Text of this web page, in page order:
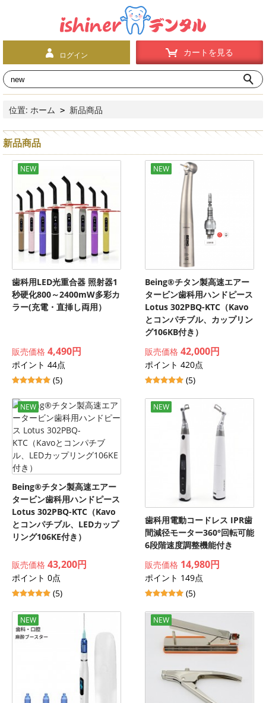
ログイン カートを見る
位置: ホーム > 新品商品
新品商品
NEW
歯科用LED光重合器 照射器1
秒硬化800～2400mW多彩カ
ラー(充電・直挿し両用）
販売価格 4,490円
ポイント 44点
(5)
NEW
Being®チタン製高速エアー
タービン歯科用ハンドピース
Lotus 302PBQ-KTC（Kavo
とコンパチブル、カップリン
グ106KB付き）
販売価格 42,000円
ポイント 420点
(5)
NEW
Being®チタン製高速エアー
タービン歯科用ハンドピース
Lotus 302PBQ-KTC（Kavo
とコンパチブル、LEDカップ
リング106KE付き）
販売価格 43,200円
ポイント 0点
(5)
NEW
歯科用電動コードレス IPR歯
間減径モーター360°回転可能
6段階速度調整機能付き
販売価格 14,980円
ポイント 149点
(5)
NEW NEW